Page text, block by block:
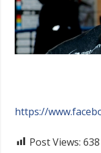
https://
Post Views: 638